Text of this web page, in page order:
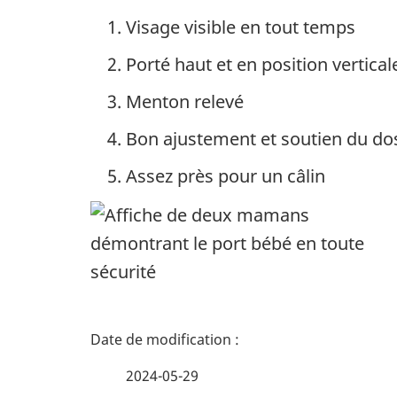
Visage visible en tout temps
Porté haut et en position
Menton relevé
Bon ajustement et soutien du
Assez près pour un câlin
D
2024-05-29